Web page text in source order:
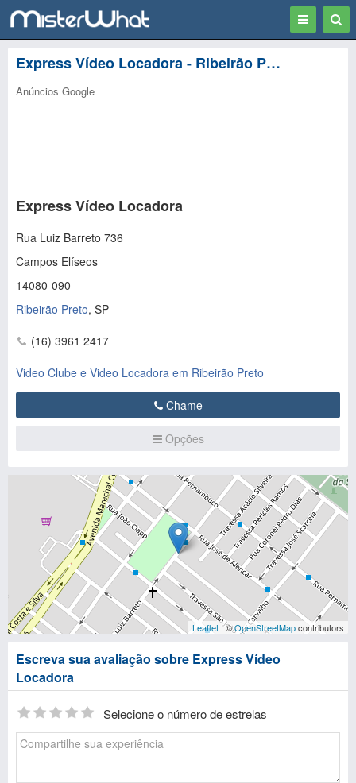
Toggle
Express Vídeo Locadora - Ribeirão Preto
Anúncios Google
Express Vídeo Locadora
Rua Luiz Barreto 736
Campos Elíseos
14080-090
Ribeirão Preto, SP
(16) 3961 2417
Video Clube e Video Locadora em Ribeirão Preto
Chame
Opções
Leaflet | ©OpenStreetMapcontributors
Escreva sua avaliação sobre Express Vídeo
Locadora
Selecione o número de estrelas